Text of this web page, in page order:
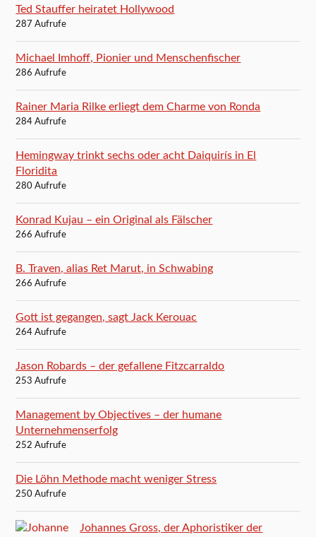
Ted Stauffer heiratet Hollywood
287 Aufrufe
Michael Imhoff, Pionier und Menschenfischer
286 Aufrufe
Rainer Maria Rilke erliegt dem Charme von Ronda
284 Aufrufe
Hemingway trinkt sechs oder acht Daiquirís in El
Floridita
280 Aufrufe
Konrad Kujau – ein Original als Fälscher
266 Aufrufe
B. Traven, alias Ret Marut, in Schwabing
266 Aufrufe
Gott ist gegangen, sagt Jack Kerouac
264 Aufrufe
Jason Robards – der gefallene Fitzcarraldo
253 Aufrufe
Management by Objectives – der humane
Unternehmenserfolg
252 Aufrufe
Die Löhn Methode macht weniger Stress
250 Aufrufe
Johannes Gross, der Aphoristiker der